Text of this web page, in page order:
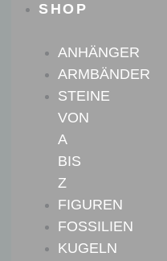
SHOP
ANHÄNGER
ARMBÄNDER
STEINE
VON
A
BIS
Z
FIGUREN
FOSSILIEN
KUGELN